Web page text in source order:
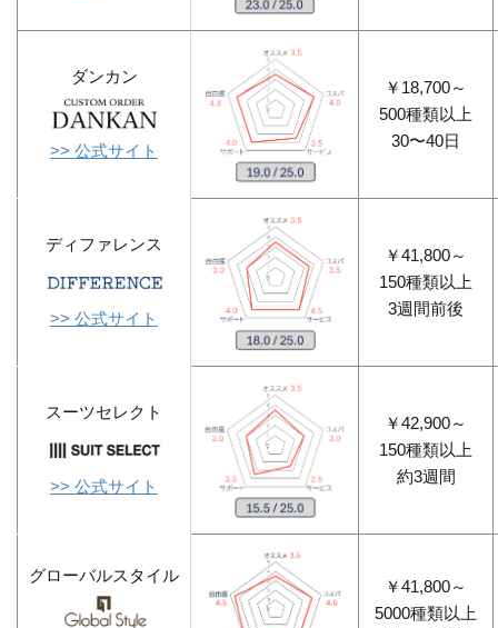
ダンカン
>> 公式サイト
￥18,700～
500種類以上
30〜40日
ディファレンス
>> 公式サイト
￥41,800～
150種類以上
3週間前後
スーツセレクト
>> 公式サイト
￥42,900～
150種類以上
約3週間
グローバルスタイル
￥41,800～
5000種類以上